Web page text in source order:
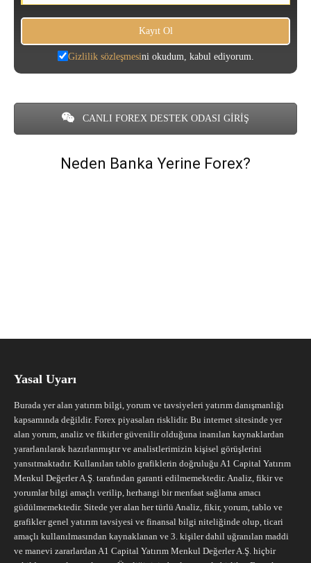
Gizlilik sözleşmesini okudum, kabul ediyorum.
CANLI FOREX DESTEK ODASI GİRİŞ
Neden Banka Yerine Forex?
Yasal Uyarı
Burada yer alan yatırım bilgi, yorum ve tavsiyeleri yatırım danışmanlığı
kapsamında değildir. Forex piyasaları risklidir. Bu internet sitesinde yer
alan yorum, analiz ve fikirler güvenilir olduğuna inanılan kaynaklardan
yararlanılarak hazırlanmıştır ve analistlerimizin kişisel görüşlerini
yansıtmaktadır. Kullanılan tablo grafiklerin doğruluğu A1 Capital Yatırım
Menkul Değerler A.Ş. tarafından garanti edilmemektedir. Analiz, fikir ve
yorumlar bilgi amaçlı verilip, herhangi bir menfaat sağlama amacı
güdülmemektedir. Sitede yer alan her türlü Analiz, fikir, yorum, tablo ve
grafikler genel yatırım tavsiyesi ve finansal bilgi niteliğinde olup, ticari
amaçlı kullanılmasından kaynaklanan ve 3. kişiler dahil uğranılan maddi
ve manevi zararlardan A1 Capital Yatırım Menkul Değerler A.Ş. hiçbir